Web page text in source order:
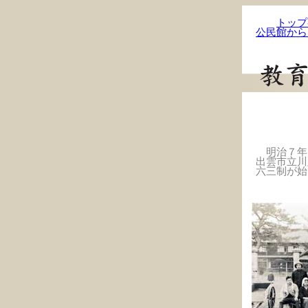
トッ
公民館か
明治７年
出雲市立
六三制が